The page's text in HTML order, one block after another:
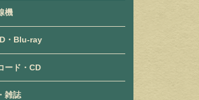
機
・Blu-ray
ード・CD
雑誌